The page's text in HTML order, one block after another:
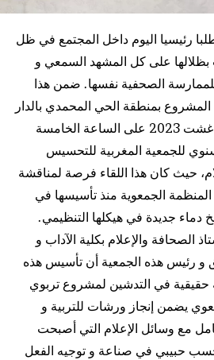
رئيسيا اليوم داخل المجتمع في ظل
بظلالها على كل المشهد السمعي و
الصحفية نفسها. ضمن هذا
بمنطقة الحي المحمدي بالدار
البيضاء يومه الخميس 31 غشت 2023 على الساعة الخامسة
للجمعية المغربية للتحسيس
حيث كان هذا اللقاء فرصة لمناقشة
المنظمة الجمعوية منذ تأسيسها في
الصحافة والإعلام بكلية الآداب و
و رئيس هذه الجمعية أن تأسيس هذه
حقيقية في التدشين لمشروع تربوي
يضمن إنجاز ورشات للتربية و
مع وسائل الإعلام التي أصبحت
حبيبي في صناعة و توجيه الفعل